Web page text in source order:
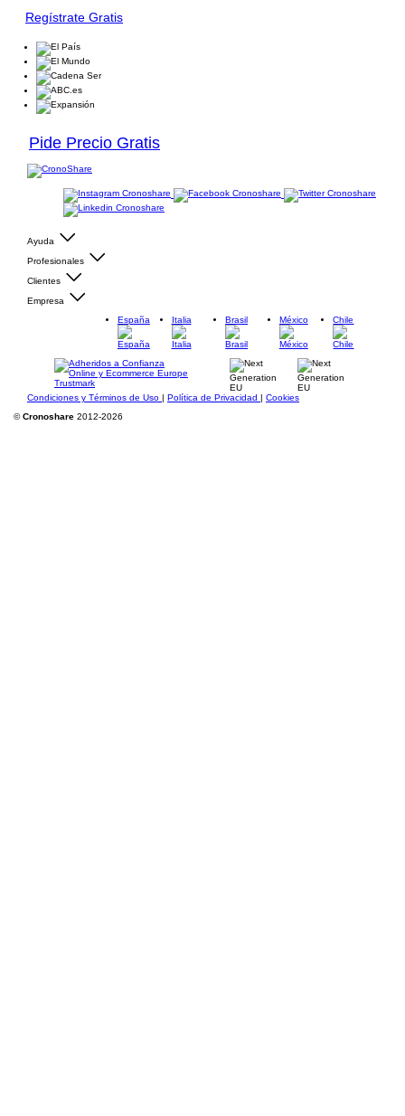
Regístrate Gratis
Pide Precio Gratis
Ayuda
Profesionales
Clientes
Empresa
España
Italia Brasil México Chile
Condiciones y Términos de Uso | Política de Privacidad | Cookies
©Cronoshare 2012-2026